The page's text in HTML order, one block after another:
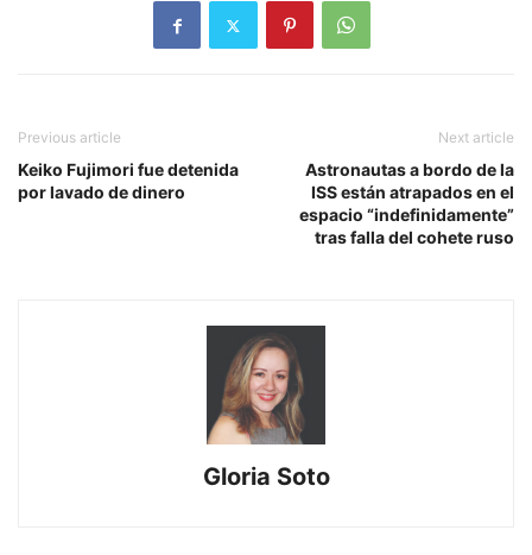
Previous article
Keiko Fujimori fue detenida
por lavado de dinero
Next article
Astronautas a bordo de la
ISS están atrapados en el
espacio “indefinidamente”
tras falla del cohete ruso
Gloria Soto